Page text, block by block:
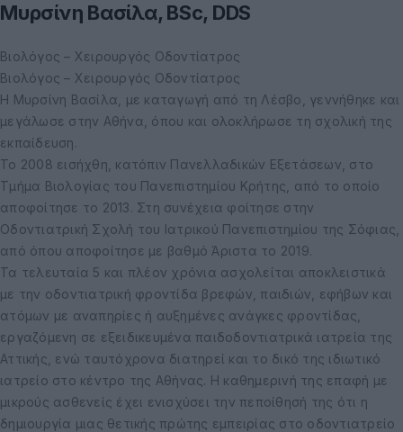
Μυρσίνη Βασίλα, BSc, DDS
Βιολόγος – Χειρουργός Οδοντίατρος
Βιολόγος – Χειρουργός Οδοντίατρος
Η Μυρσίνη Βασίλα, με καταγωγή από τη Λέσβο, γεννήθηκε και
μεγάλωσε στην Αθήνα, όπου και ολοκλήρωσε τη σχολική της
εκπαίδευση.
Το 2008 εισήχθη, κατόπιν Πανελλαδικών Εξετάσεων, στο
Τμήμα Βιολογίας του Πανεπιστημίου Κρήτης, από το οποίο
αποφοίτησε το 2013. Στη συνέχεια φοίτησε στην
Οδοντιατρική Σχολή του Ιατρικού Πανεπιστημίου της Σόφιας,
από όπου αποφοίτησε με βαθμό Άριστα το 2019.
Τα τελευταία 5 και πλέον χρόνια ασχολείται αποκλειστικά
με την οδοντιατρική φροντίδα βρεφών, παιδιών, εφήβων και
ατόμων με αναπηρίες ή αυξημένες ανάγκες φροντίδας,
εργαζόμενη σε εξειδικευμένα παιδοδοντιατρικά ιατρεία της
Αττικής, ενώ ταυτόχρονα διατηρεί και το δικό της ιδιωτικό
ιατρείο στο κέντρο της Αθήνας. Η καθημερινή της επαφή με
μικρούς ασθενείς έχει ενισχύσει την πεποίθησή της ότι η
δημιουργία μιας θετικής πρώτης εμπειρίας στο οδοντιατρείο